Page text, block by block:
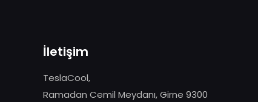
İletişim
TeslaCool,
Ramadan Cemil Meydanı, Girne 9300